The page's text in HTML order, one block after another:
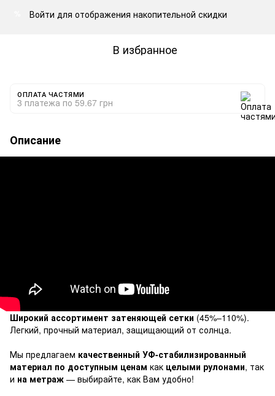
Войти для отображения накопительной скидки
В избранное
ОПЛАТА ЧАСТЯМИ
3 платежа по 59.67 грн
Описание
Широкий ассортимент затеняющей сетки (45%–110%).
Легкий, прочный материал, защищающий от солнца.
Мы предлагаем качественный УФ-стабилизированный
материал по доступным ценам как целыми рулонами, так
и на метраж — выбирайте, как Вам удобно!